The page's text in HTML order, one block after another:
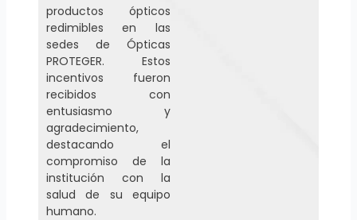
productos ópticos
redimibles en las
sedes de Ópticas
PROTEGER. Estos
incentivos fueron
recibidos con
entusiasmo y
agradecimiento,
destacando el
compromiso de la
institución con la
salud de su equipo
humano.